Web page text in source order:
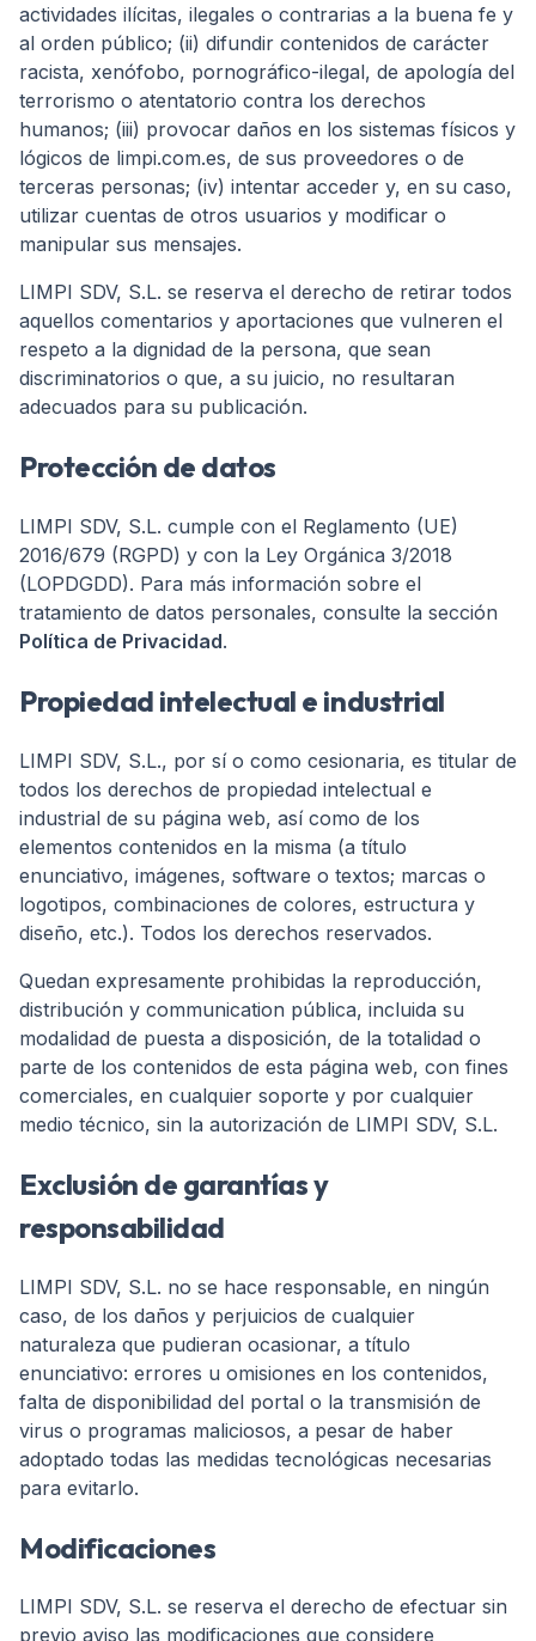
actividades ilícitas, ilegales o contrarias a la buena fe y
al orden público; (ii) difundir contenidos de carácter
racista, xenófobo, pornográfico-ilegal, de apología del
terrorismo o atentatorio contra los derechos
humanos; (iii) provocar daños en los sistemas físicos y
lógicos de limpi.com.es, de sus proveedores o de
terceras personas; (iv) intentar acceder y, en su caso,
utilizar cuentas de otros usuarios y modificar o
manipular sus mensajes.
LIMPI SDV, S.L. se reserva el derecho de retirar todos
aquellos comentarios y aportaciones que vulneren el
respeto a la dignidad de la persona, que sean
discriminatorios o que, a su juicio, no resultaran
adecuados para su publicación.
Protección de datos
LIMPI SDV, S.L. cumple con el Reglamento (UE)
2016/679 (RGPD) y con la Ley Orgánica 3/2018
(LOPDGDD). Para más información sobre el
tratamiento de datos personales, consulte la sección
Política de Privacidad.
Propiedad intelectual e industrial
LIMPI SDV, S.L., por sí o como cesionaria, es titular de
todos los derechos de propiedad intelectual e
industrial de su página web, así como de los
elementos contenidos en la misma (a título
enunciativo, imágenes, software o textos; marcas o
logotipos, combinaciones de colores, estructura y
diseño, etc.). Todos los derechos reservados.
Quedan expresamente prohibidas la reproducción,
distribución y communication pública, incluida su
modalidad de puesta a disposición, de la totalidad o
parte de los contenidos de esta página web, con fines
comerciales, en cualquier soporte y por cualquier
medio técnico, sin la autorización de LIMPI SDV, S.L.
Exclusión de garantías y
responsabilidad
LIMPI SDV, S.L. no se hace responsable, en ningún
caso, de los daños y perjuicios de cualquier
naturaleza que pudieran ocasionar, a título
enunciativo: errores u omisiones en los contenidos,
falta de disponibilidad del portal o la transmisión de
virus o programas maliciosos, a pesar de haber
adoptado todas las medidas tecnológicas necesarias
para evitarlo.
Modificaciones
LIMPI SDV, S.L. se reserva el derecho de efectuar sin
previo aviso las modificaciones que considere